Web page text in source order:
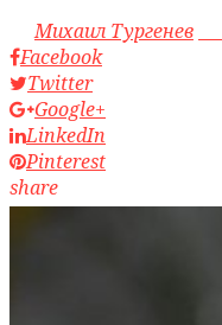
byМихаил Тургенев
Facebook
Twitter
Google+
LinkedIn
Pinterest
share